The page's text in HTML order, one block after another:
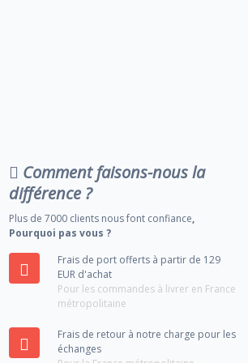
Comment faisons-nous la
différence ?
Plus de 7000 clients nous font confiance,
Pourquoi pas vous ?
Frais de port offerts à partir de 129
EUR d'achat
Pour les commandes à livrer en France
métropolitaine
Frais de retour à notre charge pour les
échanges